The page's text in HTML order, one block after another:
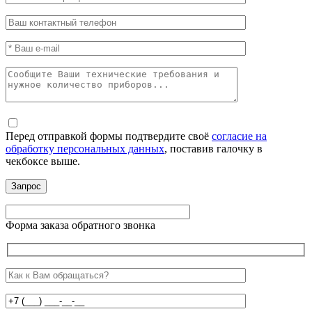
Перед отправкой формы подтвердите своё согласие на
обработку персональных данных, поставив галочку в
чекбоксе выше.
Форма заказа обратного звонка